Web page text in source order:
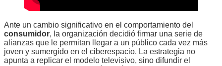
Ante un cambio significativo en el comportamiento del
consumidor, la organización decidió firmar una serie de
alianzas que le permitan llegar a un público cada vez más
joven y sumergido en el ciberespacio. La estrategia no
apunta a replicar el modelo televisivo, sino difundir el